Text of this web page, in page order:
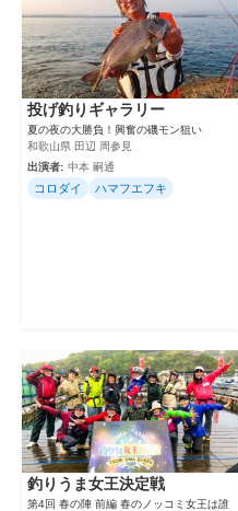
投げ釣りギャラリー
夏の夜の大勝負！興奮の磯モン狙い
和歌山県 田辺 周参見
出演者: 中本 嗣通
コロダイ ハマフエフキ
釣りうま女王決定戦
第4回 春の陣 前編 春のノッコミ女王は誰